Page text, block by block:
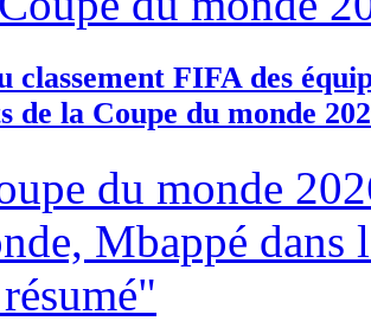
classement FIFA des
de la Coupe du monde
du monde
Mbappé dans